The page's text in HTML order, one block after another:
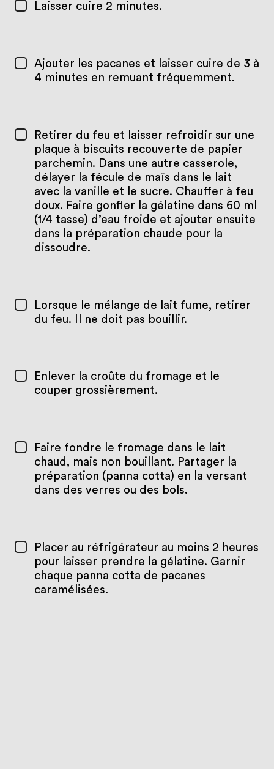
Laisser cuire 2 minutes.
Ajouter les pacanes et laisser cuire de 3 à
4 minutes en remuant fréquemment.
Retirer du feu et laisser refroidir sur une
plaque à biscuits recouverte de papier
parchemin. Dans une autre casserole,
délayer la fécule de maïs dans le lait
avec la vanille et le sucre. Chauffer à feu
doux. Faire gonfler la gélatine dans 60 ml
(1/4 tasse) d’eau froide et ajouter ensuite
dans la préparation chaude pour la
dissoudre.
Lorsque le mélange de lait fume, retirer
du feu. Il ne doit pas bouillir.
Enlever la croûte du fromage et le
couper grossièrement.
Faire fondre le fromage dans le lait
chaud, mais non bouillant. Partager la
préparation (panna cotta) en la versant
dans des verres ou des bols.
Placer au réfrigérateur au moins 2 heures
pour laisser prendre la gélatine. Garnir
chaque panna cotta de pacanes
caramélisées.